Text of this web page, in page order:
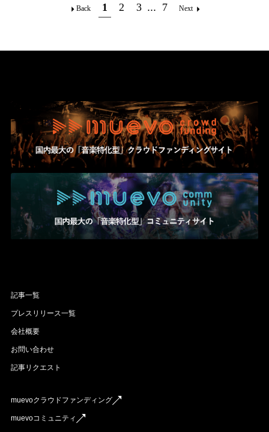
Back 1 2 3 ... 7 Next
記事一覧
プレスリリース一覧
会社概要
お問い合わせ
記事リクエスト
muevoクラウドファンディング
muevoコミュニティ